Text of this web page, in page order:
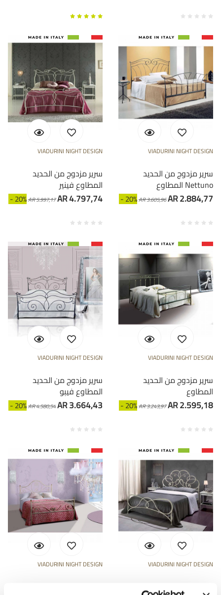
VIADURINI NIGHT DESIGN
سرير مزدوج من الحديد
المطاوع فينير
- 20%AR 5.997,17AR 4.797,74
VIADURINI NIGHT DESIGN
سرير مزدوج من الحديد
المطاوع Nettuno
- 20%AR 3.605,96AR 2.884,77
VIADURINI NIGHT DESIGN
سرير مزدوج من الحديد
المطاوع فيبو
- 20%AR 4.580,54AR 3.664,43
VIADURINI NIGHT DESIGN
سرير مزدوج من الحديد
المطاوع
- 20%AR 3.243,97AR 2.595,18
VIADURINI NIGHT DESIGN VIADURINI NIGHT DESIGN
سرير مزدوج من الحديد